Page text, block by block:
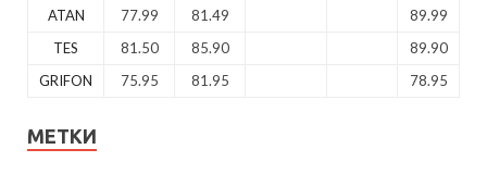
ATAN 77.99 81.49
89.99
TES
81.50 85.90
89.90
GRIFON
75.95 81.95 78.95
МЕТКИ